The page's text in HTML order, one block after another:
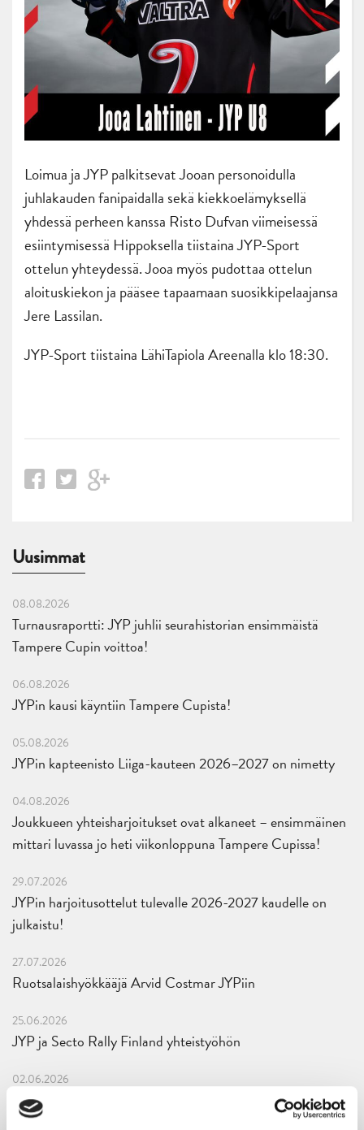
Loimua ja JYP palkitsevat Jooan personoidulla
juhlakauden fanipaidalla sekä kiekkoelämyksellä
yhdessä perheen kanssa Risto Dufvan viimeisessä
esiintymisessä Hippoksella tiistaina JYP-Sport
ottelun yhteydessä. Jooa myös pudottaa ottelun
aloituskiekon ja pääsee tapaamaan suosikkipelaajansa
Jere Lassilan.
JYP-Sport tiistaina LähiTapiola Areenalla klo 18:30.
Uusimmat
08.08.2026
Turnausraportti: JYP juhlii seurahistorian ensimmäistä
Tampere Cupin voittoa!
06.08.2026
JYPin kausi käyntiin Tampere Cupista!
05.08.2026
JYPin kapteenisto Liiga-kauteen 2026–2027 on nimetty
04.08.2026
Joukkueen yhteisharjoitukset ovat alkaneet – ensimmäinen
mittari luvassa jo heti viikonloppuna Tampere Cupissa!
29.07.2026
JYPin harjoitusottelut tulevalle 2026-2027 kaudelle on
julkaistu!
27.07.2026
Ruotsalaishyökkääjä Arvid Costmar JYPiin
25.06.2026
JYP ja Secto Rally Finland yhteistyöhön
02.06.2026
Liiga-kauden 2026-2027 otteluohjelma on julkaistu!